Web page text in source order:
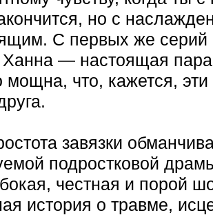
но с
С первых же серий
Ханна — настоящая
мощна, что, кажется,
завязки
подростковой
честная и порой
история о травме,